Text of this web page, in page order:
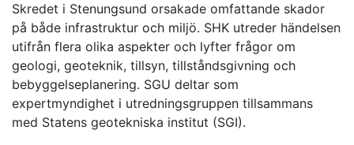
Skredet i Stenungsund orsakade omfattande skador
på både infrastruktur och miljö. SHK utreder händelsen
utifrån flera olika aspekter och lyfter frågor om
geologi, geoteknik, tillsyn, tillståndsgivning och
bebyggelseplanering. SGU deltar som
expertmyndighet i utredningsgruppen tillsammans
med Statens geotekniska institut (SGI).